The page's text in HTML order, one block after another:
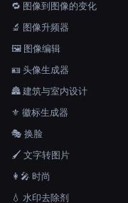
🔁 图像到图像的变化
🔬 图像升频器
🖼️ 图像编辑
🪪 头像生成器
🏯 建筑与室内设计
⚜️ 徽标生成器
🎭 换脸
🖌️ 文字转图片
👩‍🎤 时尚
💧 水印去除剂